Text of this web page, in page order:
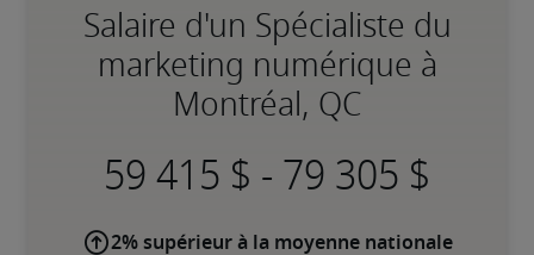
Salaire d'un Spécialiste du
marketing numérique à
Montréal, QC
-
2% supérieur à la moyenne nationale